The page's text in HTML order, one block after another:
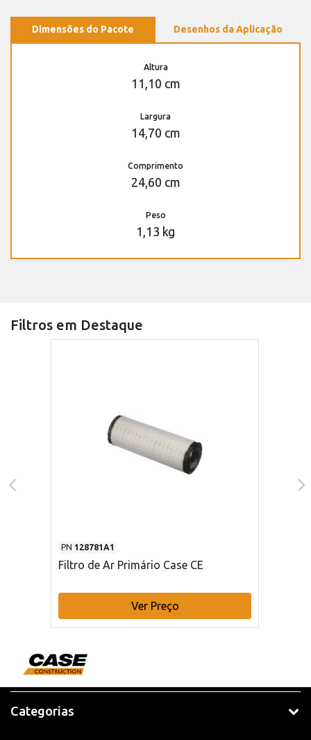
Dimensões do Pacote Desenhos da Aplicação
Altura
11,10 cm
Largura
14,70 cm
Comprimento
24,60 cm
Peso
1,13 kg
Filtros em Destaque
PN 128781A1
Filtro de Ar Primário Case CE
Ver Preço
Categorias